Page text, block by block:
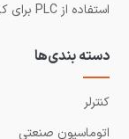
استفاده از PLC برای کارگاه‌های کوچک چقدر هزینه داره؟
دسته بندی‌ها
کنترلر
اتوماسیون صنعتی